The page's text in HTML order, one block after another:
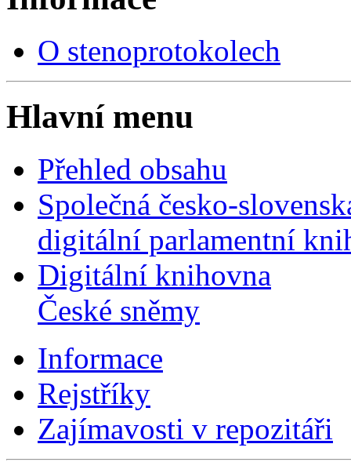
O stenoprotokolech
Hlavní menu
Přehled obsahu
Společná česko-
digitální parlamentní
Digitální knihovna
České sněmy
Informace
Rejstříky
Zajímavosti v repozitáři